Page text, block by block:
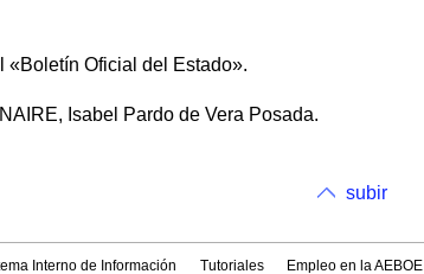
«Boletín Oficial del Estado».
Isabel Pardo de Vera Posada.
subir
Interno de Información Tutoriales Empleo en la AEBOE